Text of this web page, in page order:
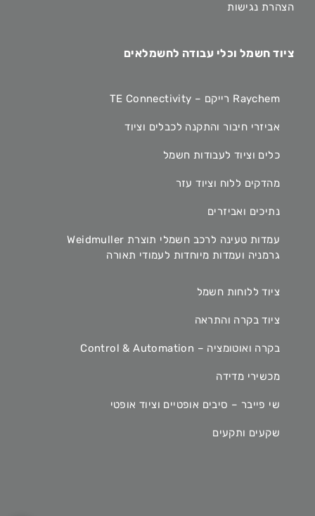
הצהרת נגישות
ציוד חשמל וכלי עבודה לחשמלאים
Raychem רייקם – TE Connectivity
אביזרי חיבור והתקנה לכבלים וציוד
כלים וציוד לעבודות חשמל
מהדקים ללוח וציוד עזר
נתיכים ואביזרים
עמדות טעינה לרכב חשמלי תוצרת Weidmuller
גרמניה ועמדות מיוחדות לעמודי תאורה
ציוד ללוחות חשמל
ציוד בקרה והתראה
בקרה ואוטומציה – Control & Automation
מכשירי מדידה
שי פייבר – סיבים אופטיים וציוד אופטי
שקעים ותקעים